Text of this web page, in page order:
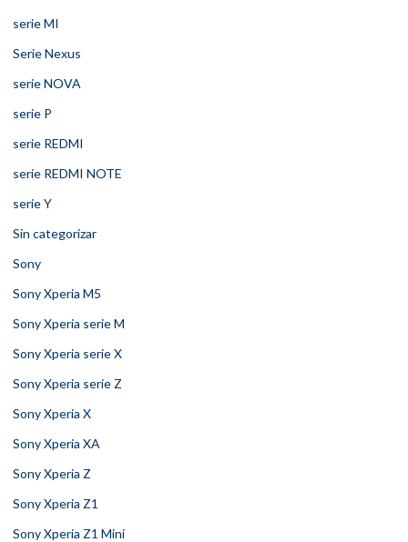
serie MI
Serie Nexus
serie NOVA
serie P
serie REDMI
serie REDMI NOTE
serie Y
Sin categorizar
Sony
Sony Xperia M5
Sony Xperia serie M
Sony Xperia serie X
Sony Xperia serie Z
Sony Xperia X
Sony Xperia XA
Sony Xperia Z
Sony Xperia Z1
Sony Xperia Z1 Mini